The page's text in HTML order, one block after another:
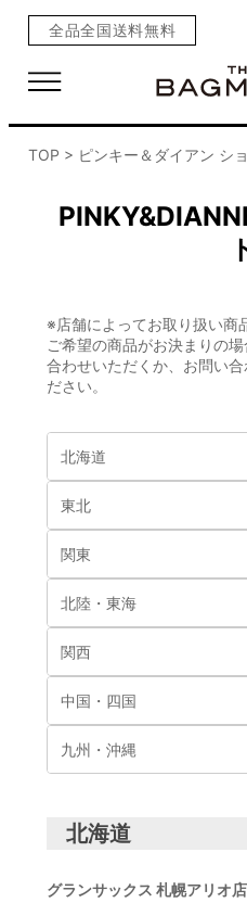
全品全国送料無料
TOP > ピンキー＆ダイアン シ
※店舗によってお取り扱い商
ご希望の商品がお決まりの
合わせいただくか、 お問い
ださい。
北海道
東北
関東
北陸・東海
関西
中国・四国
九州・沖縄
北海道
グランサックス 札幌アリオ店